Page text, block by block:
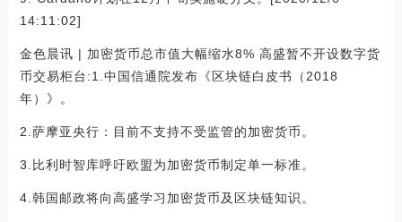
14:11:02]
金色晨讯 | 加密货币总市值大幅缩水8% 高盛暂不开设数字货
币交易柜台:1.中国信通院发布《区块链白皮书（2018
年）》。
2.萨摩亚央行：目前不支持不受监管的加密货币。
3.比利时智库呼吁欧盟为加密货币制定单一标准。
4.韩国邮政将向高盛学习加密货币及区块链知识。